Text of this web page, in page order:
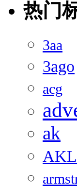
热门
3aa
3ago
acg
ak